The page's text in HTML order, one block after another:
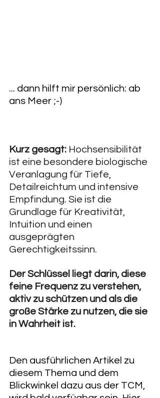
... dann hilft mir persönlich: ab
ans Meer ;-)
Kurz gesagt: Hochsensibilität
ist eine besondere biologische
Veranlagung für Tiefe,
Detailreichtum und intensive
Empfindung. Sie ist die
Grundlage für Kreativität,
Intuition und einen
ausgeprägten
Gerechtigkeitssinn.
Der Schlüssel liegt darin, diese
feine Frequenz zu verstehen,
aktiv zu schützen und als die
große Stärke zu nutzen, die sie
in Wahrheit ist.
Den ausführlichen Artikel zu
diesem Thema und dem
Blickwinkel dazu aus der TCM,